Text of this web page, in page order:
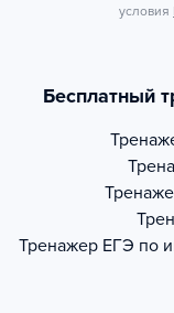
условия
Бесплатный
Тренажер ЕГЭ по